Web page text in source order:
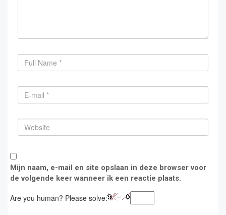
Mijn naam, e-mail en site opslaan in deze browser voor
de volgende keer wanneer ik een reactie plaats.
Are you human? Please solve: